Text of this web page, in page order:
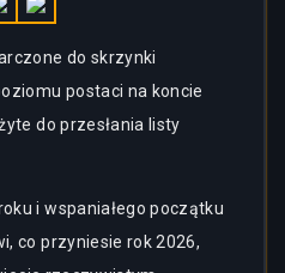
do skrzynki
postaci na koncie
do przesłania listy
i wspaniałego początku
co przyniesie rok 2026,